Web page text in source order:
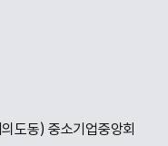
도동) 중소기업중앙회